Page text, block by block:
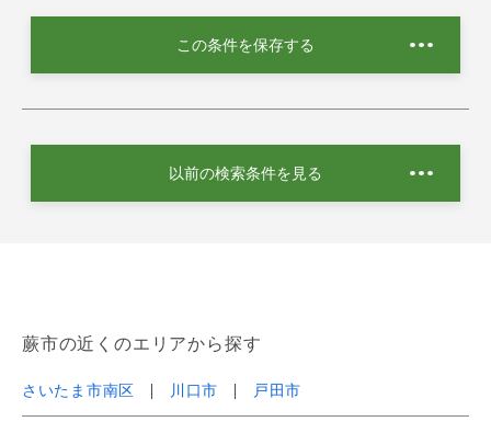
この条件を保存する
以前の検索条件を見る
蕨市の近くのエリアから探す
さいたま市南区 川口市 戸田市